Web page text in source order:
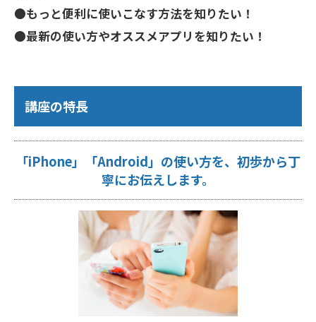
●もっと便利に使いこなす方法を知りたい！
●最新の使い方やオススメアプリを知りたい！
講座の特長
「iPhone」「Android」の使い方を、初歩から丁
寧にお伝えします。